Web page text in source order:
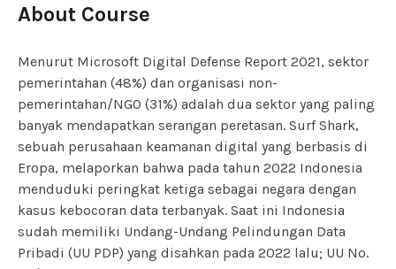
About Course
Menurut Microsoft Digital Defense Report 2021, sektor
pemerintahan (48%) dan organisasi non-
pemerintahan/NGO (31%) adalah dua sektor yang paling
banyak mendapatkan serangan peretasan. Surf Shark,
sebuah perusahaan keamanan digital yang berbasis di
Eropa, melaporkan bahwa pada tahun 2022 Indonesia
menduduki peringkat ketiga sebagai negara dengan
kasus kebocoran data terbanyak. Saat ini Indonesia
sudah memiliki Undang-Undang Pelindungan Data
Pribadi (UU PDP) yang disahkan pada 2022 lalu; UU No.